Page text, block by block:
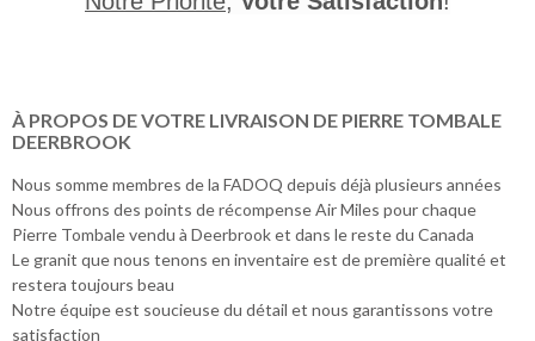
À PROPOS DE VOTRE LIVRAISON DE PIERRE TOMBALE
DEERBROOK
Nous somme membres de la FADOQ depuis déjà plusieurs années
Nous offrons des points de récompense Air Miles pour chaque
Pierre Tombale vendu à Deerbrook et dans le reste du Canada
Le granit que nous tenons en inventaire est de première qualité et
restera toujours beau
Notre équipe est soucieuse du détail et nous garantissons votre
satisfaction